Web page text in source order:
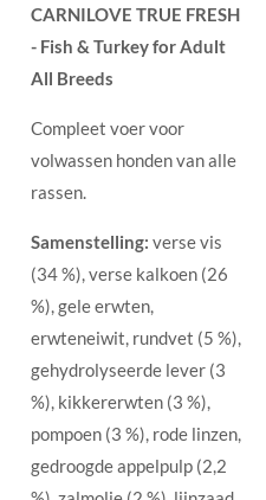
CARNILOVE TRUE FRESH
- Fish & Turkey for Adult
All Breeds
Compleet voer voor
volwassen honden van alle
rassen.
Samenstelling: verse vis
(34 %), verse kalkoen (26
%), gele erwten,
erwteneiwit, rundvet (5 %),
gehydrolyseerde lever (3
%), kikkererwten (3 %),
pompoen (3 %), rode linzen,
gedroogde appelpulp (2,2